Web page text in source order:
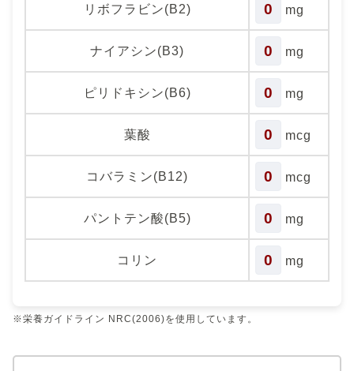
リボフラビン(B2) 0 mg
ナイアシン(B3) 0 mg
ピリドキシン(B6) 0 mg
葉酸 0 mcg
コバラミン(B12) 0 mcg
パントテン酸(B5) 0 mg
コリン 0 mg
※栄養ガイドライン NRC(2006)を使用しています。